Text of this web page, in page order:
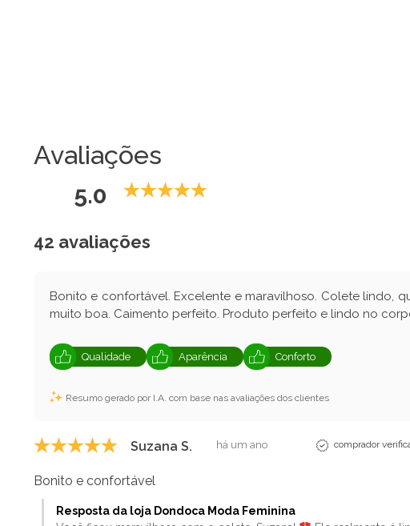
Avaliações
5.0
42 avaliações
Bonito e confortável. Excelente e maravilhoso. Colete lindo,
muito boa. Caimento perfeito. Produto perfeito e lindo no
Qualidade Aparência Conforto
Resumo gerado por I.A. com base nas avaliações dos clientes
Suzana S. há um ano comprador
Bonito e confortável
Resposta da loja Dondoca Moda Feminina